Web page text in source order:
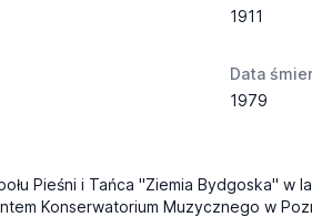
1911
Data
1979
Pieśni i Tańca "Ziemia Bydgoska" w
Konserwatorium Muzycznego w